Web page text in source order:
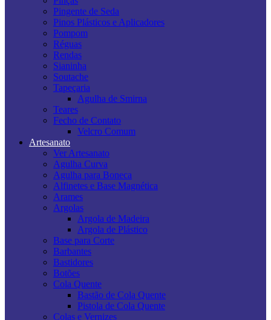
Pingente de Seda
Pinos Plásticos e Aplicadores
Pompom
Réguas
Rendas
Sianinha
Soutache
Tapeçaria
Agulha de Smirna
Teares
Fecho de Contato
Velcro Comum
Artesanato
Ver Artesanato
Agulha Curva
Agulha para Boneca
Alfinetes e Base Magnética
Arames
Argolas
Argola de Madeira
Argola de Plástico
Base para Corte
Barbantes
Bastidores
Botões
Cola Quente
Bastão de Cola Quente
Pistola de Cola Quente
Colas e Vernizes